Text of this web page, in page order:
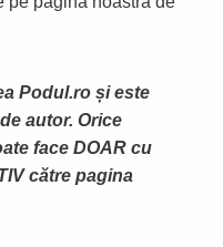
Podul.ro și este
autor. Orice
face DOAR cu
către pagina